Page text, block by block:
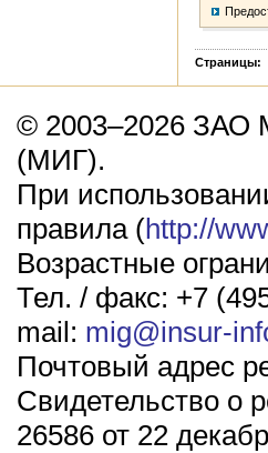
Страницы:
© 2003–2026 ЗАО
(МИГ).
При
правила (http://
Возрастные
Тел. / факс: +7
mail: mig@insur-
Почтовый адрес
Свидетельство о
26586 от 22